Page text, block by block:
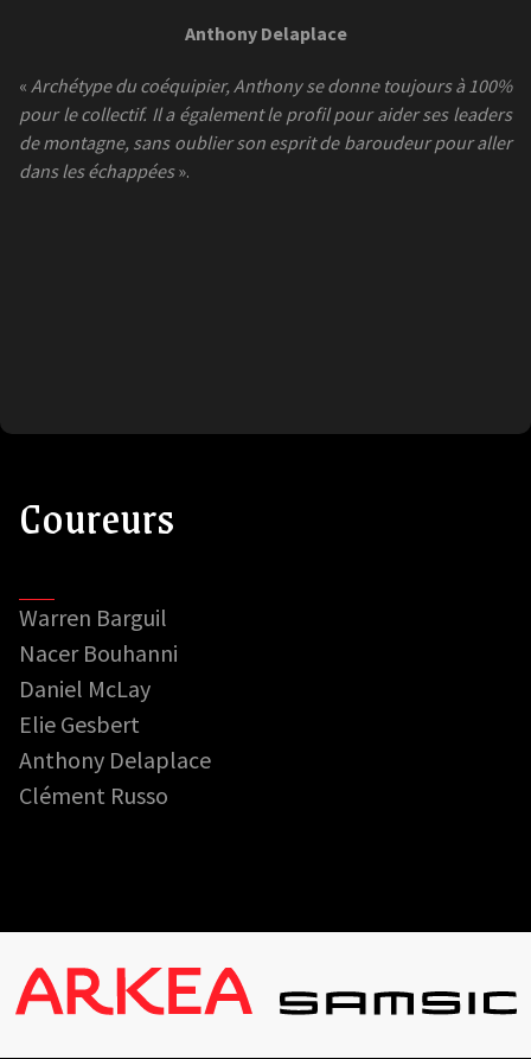
Anthony Delaplace
«Archétype du coéquipier, Anthony se donne toujours à 100%
pour le collectif. Il a également le profil pour aider ses leaders
de montagne, sans oublier son esprit de baroudeur pour aller
dans les échappées».
Coureurs
Warren Barguil
Nacer Bouhanni
Daniel McLay
Elie Gesbert
Anthony Delaplace
Clément Russo